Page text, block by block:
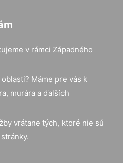
v rámci Západného
Máme pre vás k
murára a ďalších
vrátane tých, ktoré nie sú